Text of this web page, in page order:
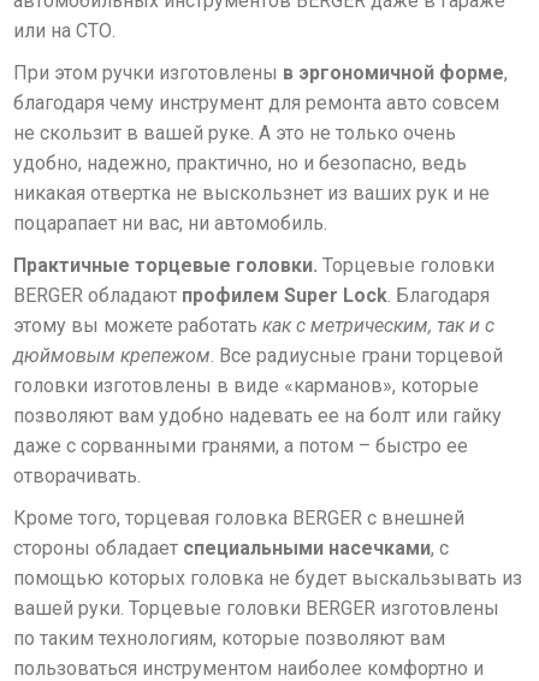
или на СТО.
При этом ручки изготовлены в эргономичной форме,
благодаря чему инструмент для ремонта авто совсем
не скользит в вашей руке. А это не только очень
удобно, надежно, практично, но и безопасно, ведь
никакая отвертка не выскользнет из ваших рук и не
поцарапает ни вас, ни автомобиль.
Практичные торцевые головки.Торцевые головки
BERGER обладают профилем Super Lock. Благодаря
этому вы можете работать как с метрическим, так и с
дюймовым крепежом. Все радиусные грани торцевой
головки изготовлены в виде «карманов», которые
позволяют вам удобно надевать ее на болт или гайку
даже с сорванными гранями, а потом – быстро ее
отворачивать.
Кроме того, торцевая головка BERGER с внешней
стороны обладает специальными насечками, с
помощью которых головка не будет выскальзывать из
вашей руки. Торцевые головки BERGER изготовлены
по таким технологиям, которые позволяют вам
пользоваться инструментом наиболее комфортно и